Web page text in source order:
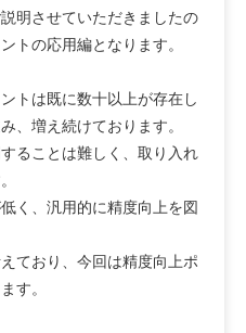
明させていただきましたの
トの応用編となります。
トは既に数十以上が存在し
、増え続けております。
ることは難しく、取り入れ
く、汎用的に精度向上を図
ており、今回は精度向上ポ
す。